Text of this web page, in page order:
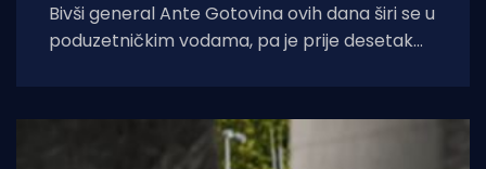
Bivši general Ante Gotovina ovih dana širi se u
poduzetničkim vodama, pa je prije desetak